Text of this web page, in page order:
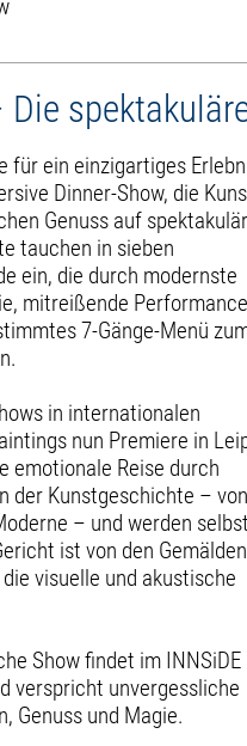
für ein einzigartiges
Dinner-Show, die
Genuss auf
tauchen in sieben
ein, die durch modernste
mitreißende
7-Gänge-Menü
in internationalen
nun Premiere in
emotionale Reise durch
der Kunstgeschichte –
– und werden
ist von den Gemälden
visuelle und akustische
Show findet im INNSiDE
verspricht unvergessliche
Genuss und Magie.